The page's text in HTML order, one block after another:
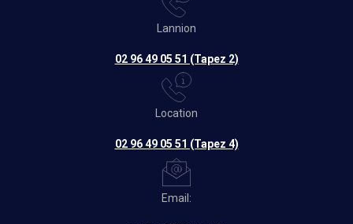
Lannion
02 96 49 05 51 (Tapez 2)
Location
02 96 49 05 51 (Tapez 4)
Email: